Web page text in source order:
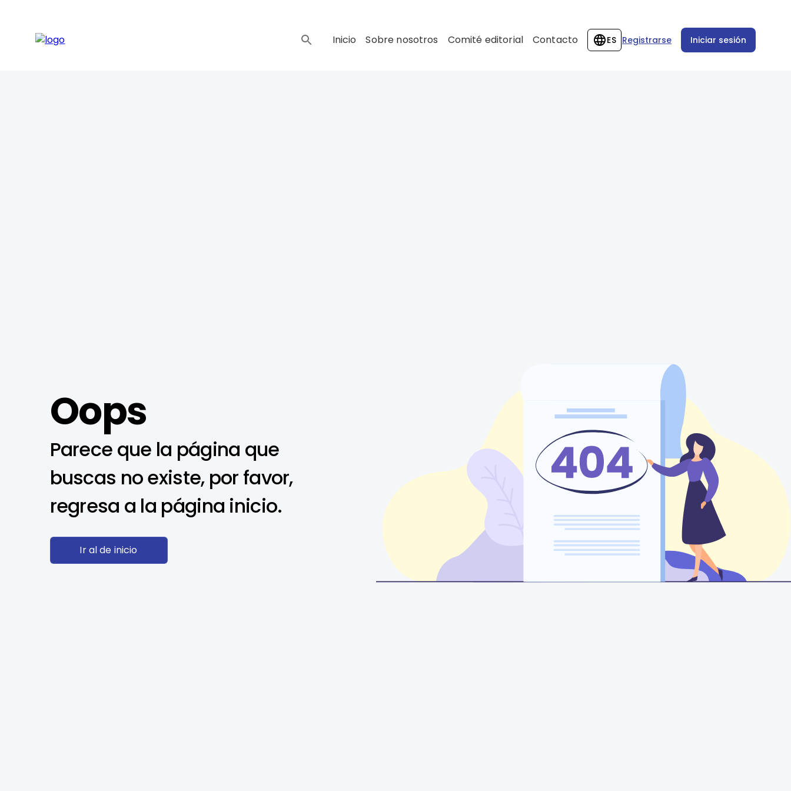
Inicio Sobre nosotros Comité editorial Contacto ES Registrarse Iniciar sesión
Oops
Parece que la página que
buscas no existe, por favor,
regresa a la página inicio.
Ir al de inicio